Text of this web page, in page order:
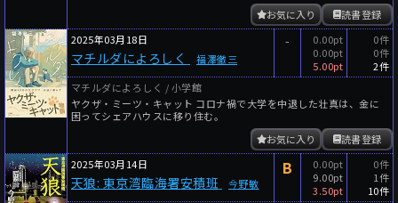
読書登録
お気に入り
2025年03月18日
マチルダによろしく 福澤徹三
-
0.00pt
0.00pt
5.00pt
0件
0件
2件
マチルダによろしく / 小学館
ヤクザ・ミーツ・キャット コロナ禍で大学を中退した壮真は、金に
困ってシェアハウスに移り住む。
読書登録
お気に入り
2025年03月14日
天狼: 東京湾臨海署安積班 今野敏
B
0.00pt
9.00pt
3.50pt
0件
1件
10件